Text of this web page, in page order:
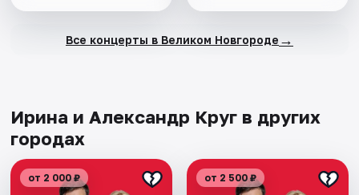
Все концерты в Великом Новгороде →
Ирина и Александр Круг в других
городах
от 2 000 ₽ от 2 500 ₽